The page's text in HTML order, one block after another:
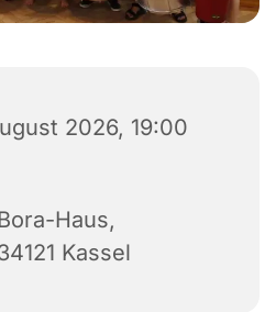
2026, 19:00
Haus,
Kassel